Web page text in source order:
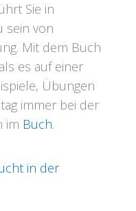
Sie in
sein von
Mit dem Buch
es auf einer
Übungen
immer bei der
im Buch.
in der